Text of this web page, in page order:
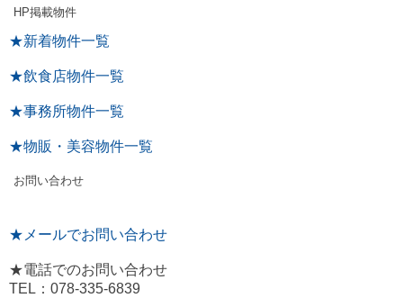
HP掲載物件
★新着物件一覧
★飲食店物件一覧
★事務所物件一覧
★物販・美容物件一覧
お問い合わせ
★メールでお問い合わせ
★電話でのお問い合わせ
TEL：078-335-6839